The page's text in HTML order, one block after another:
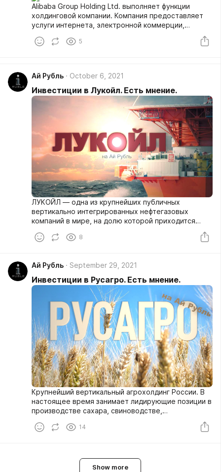
Alibaba Group Holding Ltd. выполняет функции
холдинговой компании. Компания предоставляет
услуги интернета, электронной коммерции,
онлайн-финансирования и интернет-контента через
свои дочерние компании. Alibaba Group Holding
5
Ай Рубль October 6, 2021
Инвестиции в Лукойл. Есть мнение.
ЛУКОЙЛ — одна из крупнейших публичных
вертикально интегрированных нефтегазовых
компаний в мире, на долю которой приходится
доказанных запасов углеводородов.
8
Ай Рубль September 29, 2021
Инвестиции в Русагро. Есть мнение.
Крупнейший вертикальный агрохолдинг России. В
настоящее время занимает лидирующие позиции в
производстве сахара, свиноводстве,
14
Show more